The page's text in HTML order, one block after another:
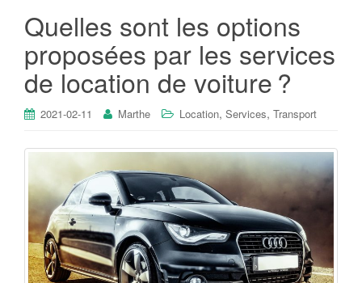
g
n
Quelles sont les options
proposées par les services
de location de voiture ?
2021-02-11 Marthe Location, Services, Transport